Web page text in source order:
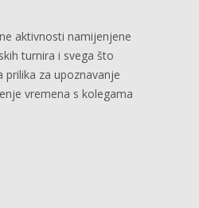
aktivnosti namijenjene
turnira i svega što
za upoznavanje
vremena s kolegama